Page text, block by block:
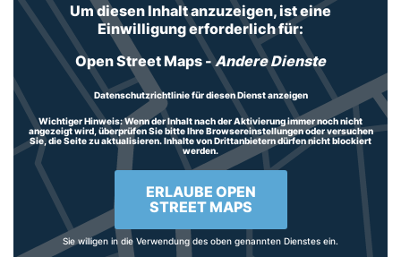
Um diesen Inhalt anzuzeigen, ist eine
Einwilligung erforderlich für:
Open Street Maps -Andere Dienste
Datenschutzrichtlinie für diesen Dienst anzeigen
Wichtiger Hinweis:Wenn der Inhalt nach der Aktivierung immer noch nicht
angezeigt wird, überprüfen Sie bitte Ihre Browsereinstellungen oder versuchen
Sie, die Seite zu aktualisieren. Inhalte von Drittanbietern dürfen nicht blockiert
werden.
ERLAUBE OPEN
STREET MAPS
Sie willigen in die Verwendung des oben genannten Dienstes ein.